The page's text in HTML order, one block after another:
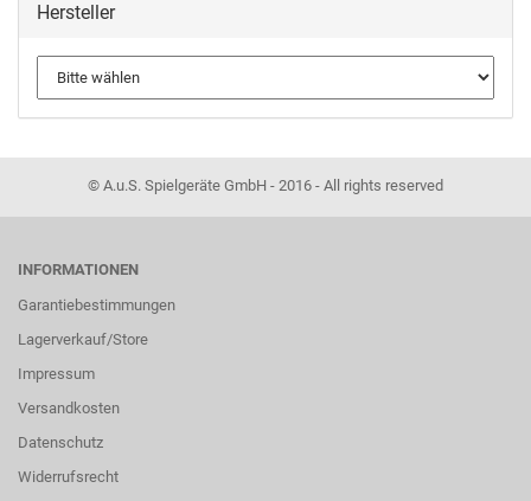
Hersteller
© A.u.S. Spielgeräte GmbH - 2016 - All rights reserved
INFORMATIONEN
Garantiebestimmungen
Lagerverkauf/Store
Impressum
Versandkosten
Datenschutz
Widerrufsrecht